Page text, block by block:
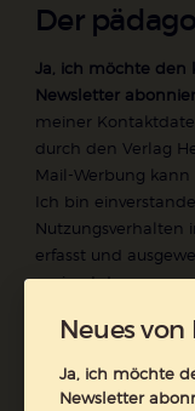
Der
Ja, ich möchte den
Newsletter
meiner
durch den Verlag
Mail-Werbung
Ich bin
Nutzungsverhalten
erfasst und
meine Interessen
ausschalten.
Neues von
Ja, ich möchte
Newsletter